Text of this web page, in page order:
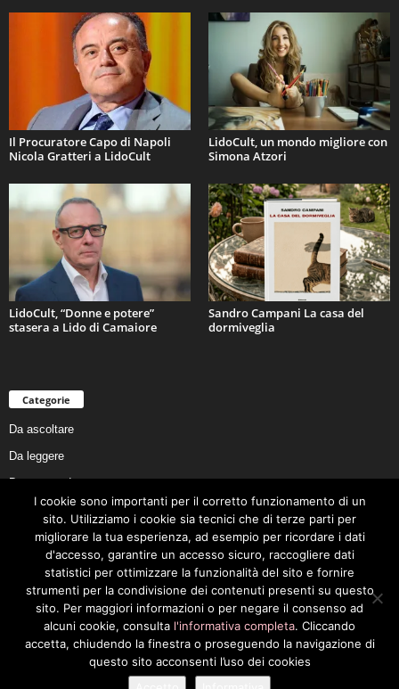
Il Procuratore Capo di Napoli
Nicola Gratteri a LidoCult
LidoCult, un mondo migliore con
Simona Atzori
LidoCult, “Donne e potere”
stasera a Lido di Camaiore
Sandro Campani La casa del
dormiveglia
Categorie
Da ascoltare
Da leggere
Da non perdere
Da conoscere
Da preservare
Da vivere
Cookie Policy
Privacy Policy Cookie Policy
I cookie sono importanti per il corretto funzionamento di un
sito. Utilizziamo i cookie sia tecnici che di terze parti per
migliorare la tua esperienza, ad esempio per ricordare i dati
d'accesso, garantire un accesso sicuro, raccogliere dati
statistici per ottimizzare la funzionalità del sito e fornire
strumenti per la condivisione dei contenuti presenti su questo
sito. Per maggiori informazioni o per negare il consenso ad
alcuni cookie, consulta l'informativa completa. Cliccando
accetta, chiudendo la finestra o proseguendo la navigazione di
questo sito acconsenti l’uso dei cookies